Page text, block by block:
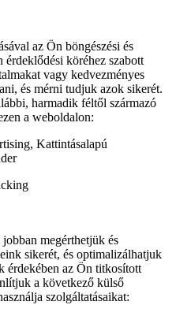
az Ön böngészési és
érdeklődési köréhez szabott
vagy kedvezményes
és mérni tudjuk azok sikerét.
harmadik féltől származó
a weboldalon:
Kattintásalapú
megérthetjük és
sikerét, és optimalizálhatjuk
érdekében az Ön titkosított
a következő külső
szolgáltatásaikat: